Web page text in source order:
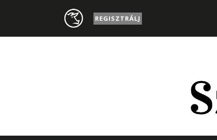
REGISZTRÁLJ